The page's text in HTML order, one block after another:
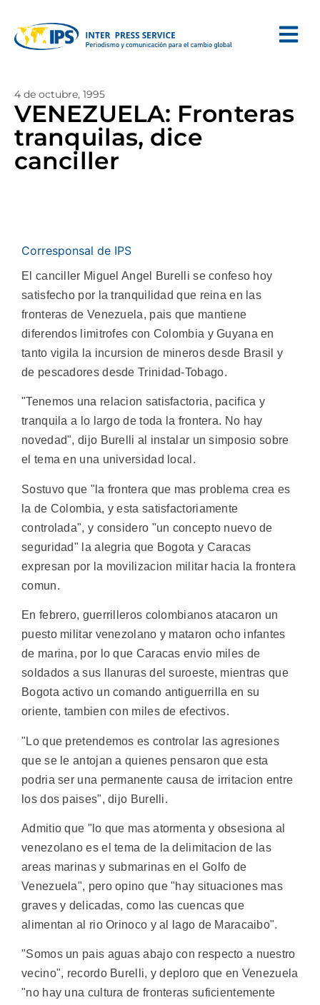
4 de octubre, 1995
VENEZUELA: Fronteras
tranquilas, dice
canciller
Corresponsal de IPS
El canciller Miguel Angel Burelli se confeso hoy
satisfecho por la tranquilidad que reina en las
fronteras de Venezuela, pais que mantiene
diferendos limitrofes con Colombia y Guyana en
tanto vigila la incursion de mineros desde Brasil y
de pescadores desde Trinidad-Tobago.
"Tenemos una relacion satisfactoria, pacifica y
tranquila a lo largo de toda la frontera. No hay
novedad", dijo Burelli al instalar un simposio sobre
el tema en una universidad local.
Sostuvo que "la frontera que mas problema crea es
la de Colombia, y esta satisfactoriamente
controlada", y considero "un concepto nuevo de
seguridad" la alegria que Bogota y Caracas
expresan por la movilizacion militar hacia la frontera
comun.
En febrero, guerrilleros colombianos atacaron un
puesto militar venezolano y mataron ocho infantes
de marina, por lo que Caracas envio miles de
soldados a sus llanuras del suroeste, mientras que
Bogota activo un comando antiguerrilla en su
oriente, tambien con miles de efectivos.
"Lo que pretendemos es controlar las agresiones
que se le antojan a quienes pensaron que esta
podria ser una permanente causa de irritacion entre
los dos paises", dijo Burelli.
Admitio que "lo que mas atormenta y obsesiona al
venezolano es el tema de la delimitacion de las
areas marinas y submarinas en el Golfo de
Venezuela", pero opino que "hay situaciones mas
graves y delicadas, como las cuencas que
alimentan al rio Orinoco y al lago de Maracaibo".
"Somos un pais aguas abajo con respecto a nuestro
vecino", recordo Burelli, y deploro que en Venezuela
"no hay una cultura de fronteras suficientemente